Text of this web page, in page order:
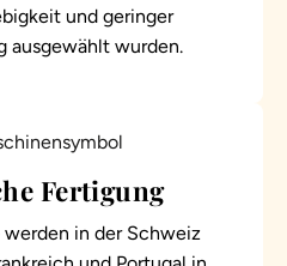
und geringer
ausgewählt wurden.
Fertigung
in der Schweiz